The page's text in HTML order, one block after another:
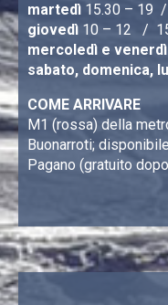
martedì 15.30 – 19
giovedì 10 – 12 /
mercoledì e venerdì
sabato, domenica,
COME ARRIVARE
M1 (rossa) della
Buonarroti;
Pagano (gratuito